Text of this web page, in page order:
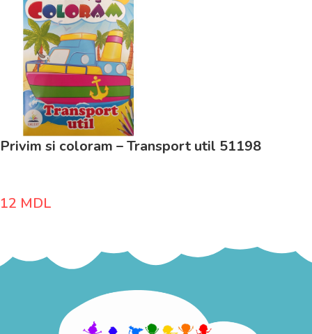
Privim si coloram – Transport util 51198
12 MDL